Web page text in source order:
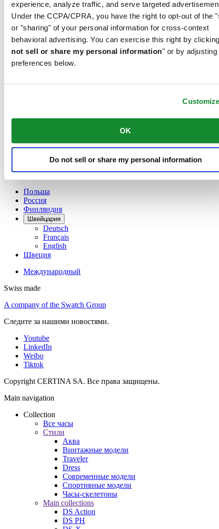
experience, analyze traffic, and serve targeted
Under the CCPA/CPRA, you have the right to opt-out of the
or "sharing" of your personal information for cross-context
behavioral advertising. You can exercise this right by
not sell or share my personal information" or by adjusting
preferences below.
OK
Do not sell or share my personal information
Австрия
Бельгия
Dutch
Français
Великобритания
Германия
English
English
Français
Норвегия
Польша
Россия
Финляндия
Швейцария
Deutsch
Français
English
Швеция
Международный
Swiss made
A company of the Swatch Group
Следите за нашими новостями.
Youtube
LinkedIn
Weibo
Tiktok
Copyright CERTINA SA. Все права защищены.
Main navigation
Collection
Все часы
Стили
Аква
Винтажные модели
Traveler
Dress
Современные модели
Спортивные модели
Часы-скелетоны
Main collections
DS Action
DS PH